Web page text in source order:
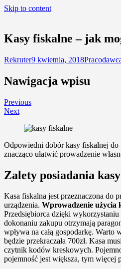
Skip to content
Kasy fiskalne – jak
Rekruter9 kwietnia, 2018
Nawigacja wpisu
Previous
Next
Odpowiedni dobór kasy fiskalnej
znacząco ułatwić prowadzenie
Zalety posiadania
Kasa fiskalna jest przeznaczona do
urządzenia. Wprowadzenie użycia
Przedsiębiorca dzięki
dokonaniu zakupu otrzymają
wpływa na całą gospodarkę.
będzie przekraczała 700zł. Kasa
czytnik kodów kreskowych.
pojemność jest większa, tym więcej